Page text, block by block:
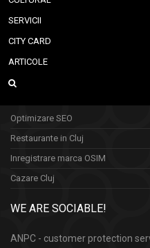
SERVICII
CITY CARD
ARTICOLE
Optimizare SEO
Restaurante in Cluj
Inregistrare marca OSIM
Cazare Cluj
WE ARE SOCIABLE!
ANPC - customer protection